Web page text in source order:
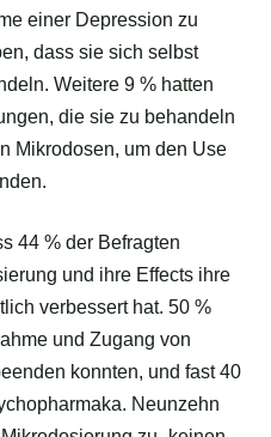
einer Depression zu
dass sie sich selbst
Weitere 9 % hatten
die sie zu behandeln
Mikrodosen, um den Use
44 % der Befragten
und ihre Effects ihre
verbessert hat. 50 %
und Zugang von
konnten, und fast 40
Neunzehn